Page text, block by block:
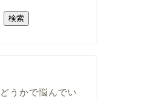
検索
うかで悩んでい